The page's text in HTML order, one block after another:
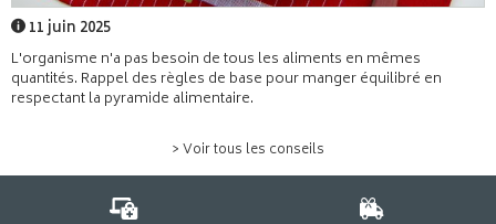
11 juin 2025
L'organisme n'a pas besoin de tous les aliments en mêmes
quantités. Rappel des règles de base pour manger équilibré en
respectant la pyramide alimentaire.
> Voir tous les conseils